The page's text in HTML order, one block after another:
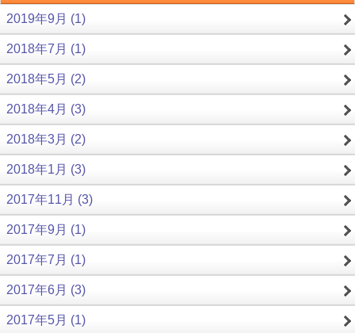
2019年9月 (1)
2018年7月 (1)
2018年5月 (2)
2018年4月 (3)
2018年3月 (2)
2018年1月 (3)
2017年11月 (3)
2017年9月 (1)
2017年7月 (1)
2017年6月 (3)
2017年5月 (1)